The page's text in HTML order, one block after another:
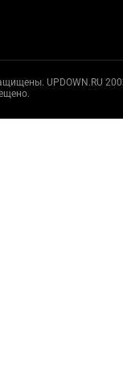
UPDOWN.RU